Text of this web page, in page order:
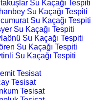
Su Kaçağı Tespiti
Su Kaçağı Tespiti
Su Kaçağı Tespiti
Su Kaçağı Tespiti
Su Kaçağı Tespiti
Su Kaçağı Tespiti
Su Kaçağı Tespiti
Tesisat
Tesisat
Tesisat